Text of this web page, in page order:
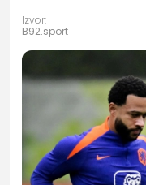
Izvor:
B92.sport